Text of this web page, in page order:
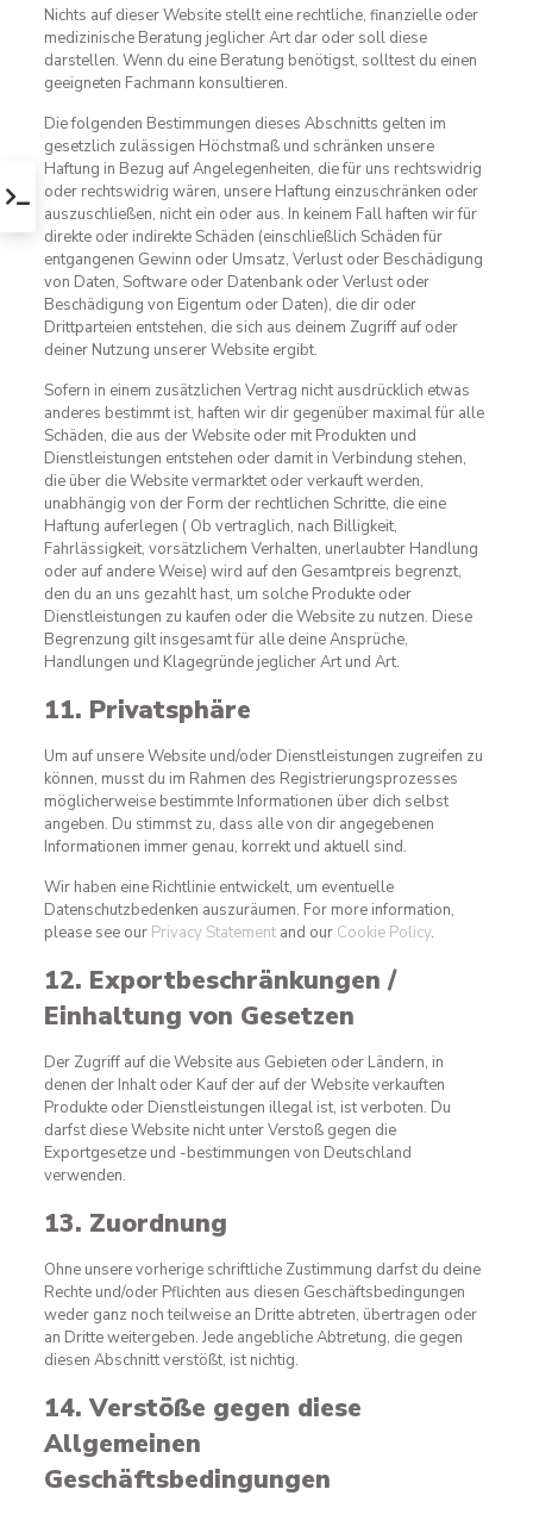
Nichts auf dieser Website stellt eine rechtliche, finanzielle oder
medizinische Beratung jeglicher Art dar oder soll diese
darstellen. Wenn du eine Beratung benötigst, solltest du einen
geeigneten Fachmann konsultieren.
Die folgenden Bestimmungen dieses Abschnitts gelten im
gesetzlich zulässigen Höchstmaß und schränken unsere
Haftung in Bezug auf Angelegenheiten, die für uns rechtswidrig
oder rechtswidrig wären, unsere Haftung einzuschränken oder
auszuschließen, nicht ein oder aus. In keinem Fall haften wir für
direkte oder indirekte Schäden (einschließlich Schäden für
entgangenen Gewinn oder Umsatz, Verlust oder Beschädigung
von Daten, Software oder Datenbank oder Verlust oder
Beschädigung von Eigentum oder Daten), die dir oder
Drittparteien entstehen, die sich aus deinem Zugriff auf oder
deiner Nutzung unserer Website ergibt.
Sofern in einem zusätzlichen Vertrag nicht ausdrücklich etwas
anderes bestimmt ist, haften wir dir gegenüber maximal für alle
Schäden, die aus der Website oder mit Produkten und
Dienstleistungen entstehen oder damit in Verbindung stehen,
die über die Website vermarktet oder verkauft werden,
unabhängig von der Form der rechtlichen Schritte, die eine
Haftung auferlegen ( Ob vertraglich, nach Billigkeit,
Fahrlässigkeit, vorsätzlichem Verhalten, unerlaubter Handlung
oder auf andere Weise) wird auf den Gesamtpreis begrenzt,
den du an uns gezahlt hast, um solche Produkte oder
Dienstleistungen zu kaufen oder die Website zu nutzen. Diese
Begrenzung gilt insgesamt für alle deine Ansprüche,
Handlungen und Klagegründe jeglicher Art und Art.
11. Privatsphäre
Um auf unsere Website und/oder Dienstleistungen zugreifen zu
können, musst du im Rahmen des Registrierungsprozesses
möglicherweise bestimmte Informationen über dich selbst
angeben. Du stimmst zu, dass alle von dir angegebenen
Informationen immer genau, korrekt und aktuell sind.
Wir haben eine Richtlinie entwickelt, um eventuelle
Datenschutzbedenken auszuräumen. For more information,
please see our Privacy Statementand our Cookie Policy.
12. Exportbeschränkungen /
Einhaltung von Gesetzen
Der Zugriff auf die Website aus Gebieten oder Ländern, in
denen der Inhalt oder Kauf der auf der Website verkauften
Produkte oder Dienstleistungen illegal ist, ist verboten. Du
darfst diese Website nicht unter Verstoß gegen die
Exportgesetze und -bestimmungen von Deutschland
verwenden.
13. Zuordnung
Ohne unsere vorherige schriftliche Zustimmung darfst du deine
Rechte und/oder Pflichten aus diesen Geschäftsbedingungen
weder ganz noch teilweise an Dritte abtreten, übertragen oder
an Dritte weitergeben. Jede angebliche Abtretung, die gegen
diesen Abschnitt verstößt, ist nichtig.
14. Verstöße gegen diese
Allgemeinen
Geschäftsbedingungen